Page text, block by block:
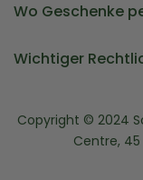
Wo Geschenke
Wichtiger
Copyright © 2024
Centre, 45